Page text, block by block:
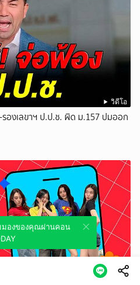
วิดีโอ
องเลขาฯ ป.ป.ช. ผิด ม.157 ปมออก
นเทนต์นี้บน
มองของคุณผ่านคอน